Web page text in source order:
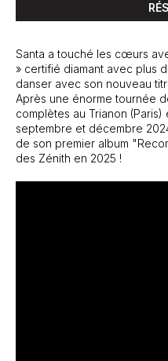
Santa a touché les cœurs
» certifié diamant avec plus
danser avec son nouveau
Après une énorme tournée
complètes au Trianon
septembre et décembre
de son premier album
des Zénith en 2025 !